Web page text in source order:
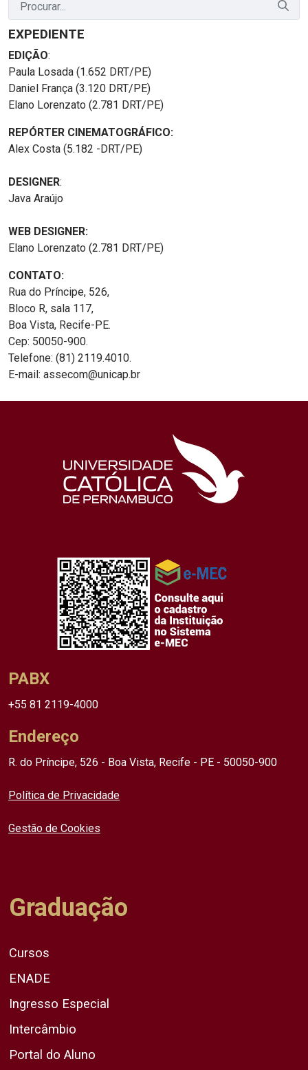
EXPEDIENTE
EDIÇÃO:
Paula Losada (1.652 DRT/PE)
Daniel França (3.120 DRT/PE)
Elano Lorenzato (2.781 DRT/PE)
REPÓRTER CINEMATOGRÁFICO:
Alex Costa (5.182 -DRT/PE)
DESIGNER:
Java Araújo
WEB DESIGNER:
Elano Lorenzato (2.781 DRT/PE)
CONTATO:
Rua do Príncipe, 526,
Bloco R, sala 117,
Boa Vista, Recife-PE.
Cep: 50050-900.
Telefone: (81) 2119.4010.
E-mail: assecom@unicap.br
PABX
+55 81 2119-4000
Endereço
R. do Príncipe, 526 - Boa Vista, Recife - PE - 50050-900
Política de Privacidade
Gestão de Cookies
Graduação
Cursos
ENADE
Ingresso Especial
Intercâmbio
Portal do Aluno